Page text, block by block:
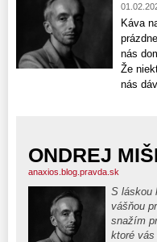
Káva
nás
Že
nás
ONDREJ
anaxios.blog.pravda.sk
S láskou
vášňou
snažím
ktoré vás